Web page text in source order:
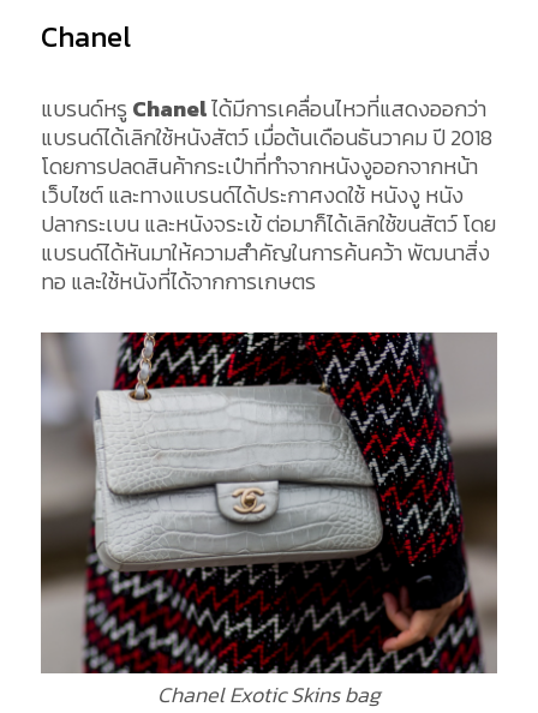
Chanel
แบรนด์หรู Chanelได้มีการเคลื่อนไหวที่แสดงออกว่า
แบรนด์ได้เลิกใช้หนังสัตว์ เมื่อต้นเดือนธันวาคม ปี 2018
โดยการปลดสินค้ากระเป๋าที่ทำจากหนังงูออกจากหน้า
เว็บไซต์ และทางแบรนด์ได้ประกาศงดใช้ หนังงู หนัง
ปลากระเบน และหนังจระเข้ ต่อมาก็ได้เลิกใช้ขนสัตว์ โดย
แบรนด์ได้หันมาให้ความสำคัญในการค้นคว้า พัฒนาสิ่ง
ทอ และใช้หนังที่ได้จากการเกษตร
Chanel Exotic Skins bag